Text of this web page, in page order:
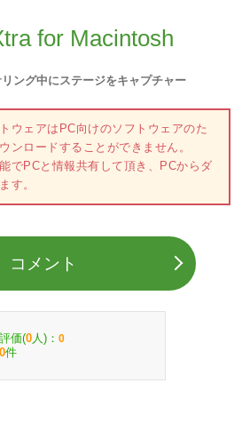
for Macintosh
ング中にステージをキャプチャー
ウェアはPC向けのソフトウェアのた
ンロードすることができません。
でPCと情報共有して頂き、PCからダ
す。
コメント
価(0 人)： 0
0件